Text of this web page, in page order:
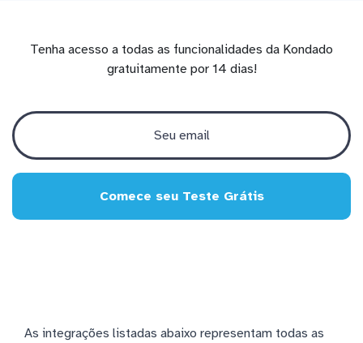
Tenha acesso a todas as funcionalidades da Kondado
gratuitamente por 14 dias!
Comece seu Teste Grátis
As integrações listadas abaixo representam todas as